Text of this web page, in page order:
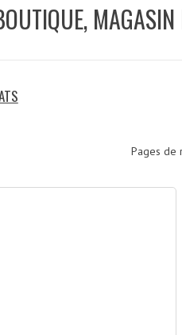
MAGASIN
Pages de